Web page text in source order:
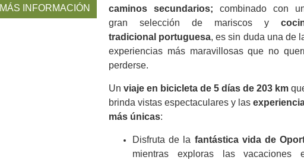
MÁS INFORMACIÓN
caminos secundarios; combinado con
gran selección de mariscos y
tradicional portuguesa, es sin duda una de
experiencias más maravillosas que no
perderse.
Un viaje en bicicleta de 5 días de 203 km
brinda vistas espectaculares y las
más únicas:
Disfruta de la fantástica vida de
mientras exploras las vacaciones